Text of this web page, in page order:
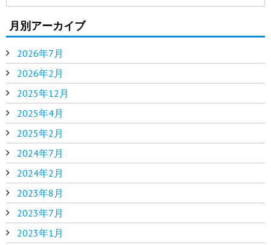
月別アーカイブ
2026年7月
2026年2月
2025年12月
2025年4月
2025年2月
2024年7月
2024年2月
2023年8月
2023年7月
2023年1月